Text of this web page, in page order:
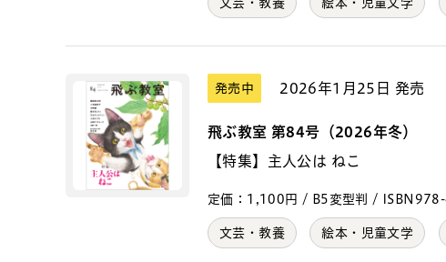
文芸・教養 絵本・児童文学
発売中 2026年1月25日 発売
飛ぶ教室 第84号（2026年冬）
【特集】主人公は ねこ
定価：1,100円 / B5変型判 /
文芸・教養 絵本・児童文学